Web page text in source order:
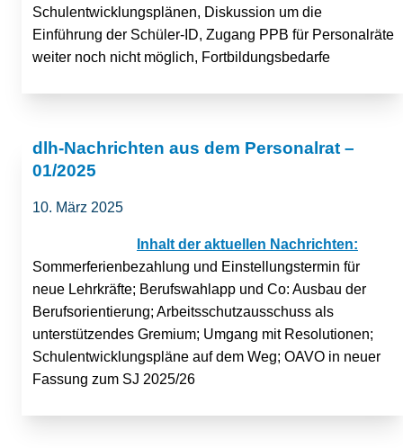
Schulentwicklungsplänen, Diskussion um die
Einführung der Schüler-ID, Zugang PPB für Personalräte
weiter noch nicht möglich, Fortbildungsbedarfe
dlh-Nachrichten aus dem Personalrat –
01/2025
10. März 2025
Inhalt der aktuellen Nachrichten:
Sommerferienbezahlung und Einstellungstermin für
neue Lehrkräfte; Berufswahlapp und Co: Ausbau der
Berufsorientierung; Arbeitsschutzausschuss als
unterstützendes Gremium; Umgang mit Resolutionen;
Schulentwicklungspläne auf dem Weg; OAVO in neuer
Fassung zum SJ 2025/26